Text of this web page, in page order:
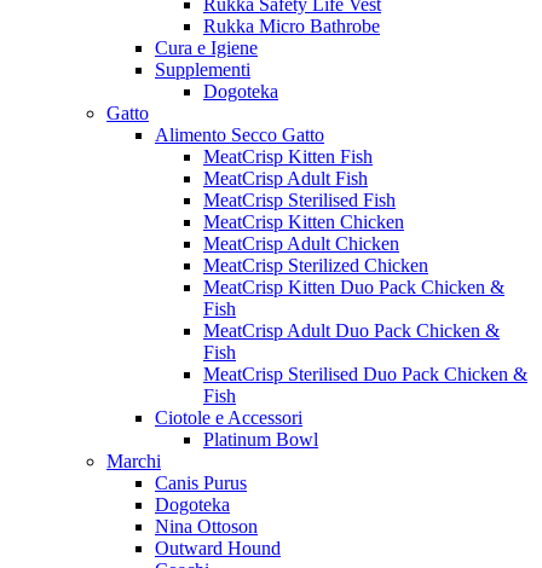
Rukka Micro Bathrobe
Cura e Igiene
Supplementi
Dogoteka
Gatto
Alimento Secco Gatto
MeatCrisp Kitten Fish
MeatCrisp Adult Fish
MeatCrisp Sterilised Fish
MeatCrisp Kitten Chicken
MeatCrisp Adult Chicken
MeatCrisp Sterilized Chicken
MeatCrisp Kitten Duo Pack Chicken &
Fish
MeatCrisp Adult Duo Pack Chicken &
Fish
MeatCrisp Sterilised Duo Pack Chicken &
Fish
Ciotole e Accessori
Platinum Bowl
Marchi
Canis Purus
Dogoteka
Nina Ottoson
Outward Hound